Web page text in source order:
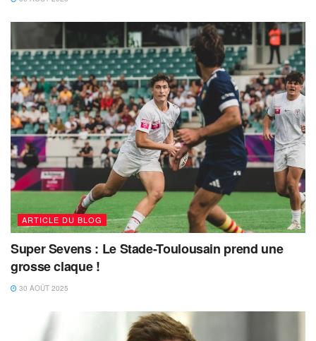
ARTICLE DU BLOG
Super Sevens : Le Stade-Toulousain prend une
grosse claque !
30 AOÛT 2025